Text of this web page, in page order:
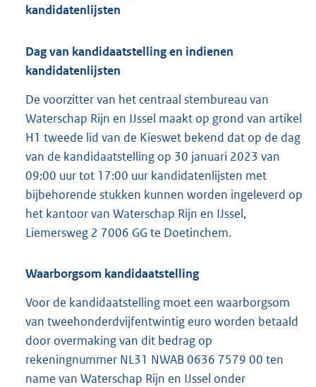
0
K
kandidatenlijsten
Dag van kandidaatstelling en indienen
kandidatenlijsten
De voorzitter van het centraal stembureau van
Waterschap Rijn en IJssel maakt op grond van artikel
H1 tweede lid van de Kieswet bekend dat op de dag
van de kandidaatstelling op 30 januari 2023 van
09:00 uur tot 17:00 uur kandidatenlijsten met
bijbehorende stukken kunnen worden ingeleverd op
het kantoor van Waterschap Rijn en IJssel,
Liemersweg 2 7006 GG te Doetinchem.
Waarborgsom kandidaatstelling
Voor de kandidaatstelling moet een waarborgsom
van tweehonderdvijfentwintig euro worden betaald
door overmaking van dit bedrag op
rekeningnummer NL31 NWAB 0636 7579 00 ten
name van Waterschap Rijn en IJssel onder